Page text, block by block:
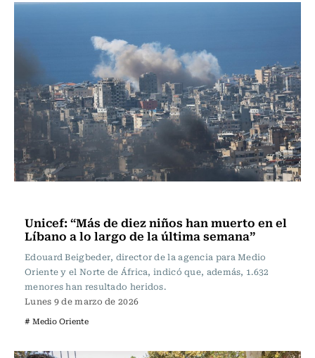
Unicef: “Más de diez niños han muerto en el
Líbano a lo largo de la última semana”
Edouard Beigbeder, director de la agencia para Medio
Oriente y el Norte de África, indicó que, además, 1.632
menores han resultado heridos.
Lunes 9 de marzo de 2026
# Medio Oriente